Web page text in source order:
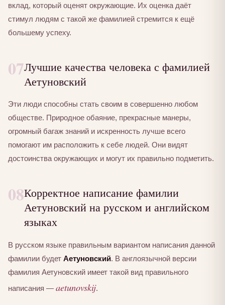
вклад, который оценят окружающие. Их оценка даёт
стимул людям с такой же фамилией стремится к ещё
большему успеху.
07Лучшие качества человека с фамилией
Аетуновский
Эти люди способны стать своим в совершенно любом
обществе. Природное обаяние, прекрасные манеры,
огромный багаж знаний и искренность лучше всего
помогают им расположить к себе людей. Они видят
достоинства окружающих и могут их правильно подметить.
08Корректное написание фамилии
Аетуновский на русском и английском
языках
В русском языке правильным вариантом написания данной
фамилии будет Аетуновский. В англоязычной версии
фамилия Аетуновский имеет такой вид правильного
написания — aetunovskij.